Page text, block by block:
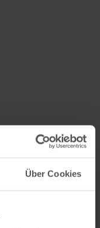
Über Cookies